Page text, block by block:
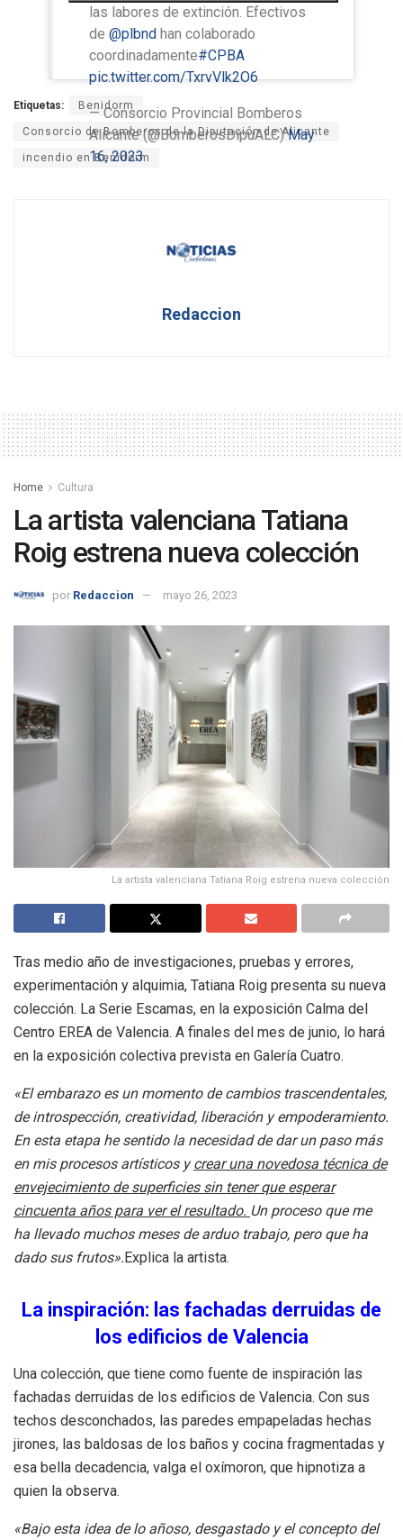
las labores de extinción. Efectivos
de @plbnd han colaborado
coordinadamente#CPBA
pic.twitter.com/TxrvVlk2O6
— Consorcio Provincial Bomberos
Alicante (@BomberosDipuALC)May
16, 2023
Etiquetas: Benidorm
Consorcio de Bomberos de la Diputación de Alicante
incendio en Benidorm
Redaccion
Home Cultura
La artista valenciana Tatiana
Roig estrena nueva colección
por Redaccion mayo 26, 2023
La artista valenciana Tatiana Roig estrena nueva colección
Tras medio año de investigaciones, pruebas y errores,
experimentación y alquimia, Tatiana Roig presenta su nueva
colección. La Serie Escamas, en la exposición Calma del
Centro EREA de Valencia. A finales del mes de junio, lo hará
en la exposición colectiva prevista en Galería Cuatro.
«El embarazo es un momento de cambios trascendentales,
de introspección, creatividad, liberación y empoderamiento.
En esta etapa he sentido la necesidad de dar un paso más
en mis procesos artísticos ycrear una novedosa técnica de
envejecimiento de superficies sin tener que esperar
cincuenta años para ver el resultado. Un proceso que me
ha llevado muchos meses de arduo trabajo, pero que ha
dado sus frutos».Explica la artista.
La inspiración: las fachadas derruidas de
los edificios de Valencia
Una colección, que tiene como fuente de inspiración las
fachadas derruidas de los edificios de Valencia. Con sus
techos desconchados, las paredes empapeladas hechas
jirones, las baldosas de los baños y cocina fragmentadas y
esa bella decadencia, valga el oxímoron, que hipnotiza a
quien la observa.
«Bajo esta idea de lo añoso, desgastado y el concepto del